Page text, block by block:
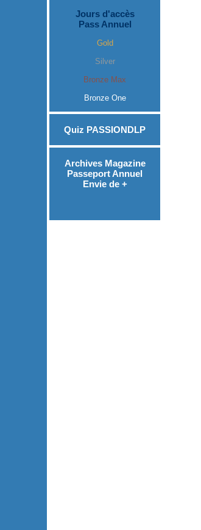
Jours d'accès
Pass Annuel
Gold
Silver
Bronze Max
Bronze One
Quiz PASSIONDLP
Archives Magazine
Passeport Annuel
Envie de +